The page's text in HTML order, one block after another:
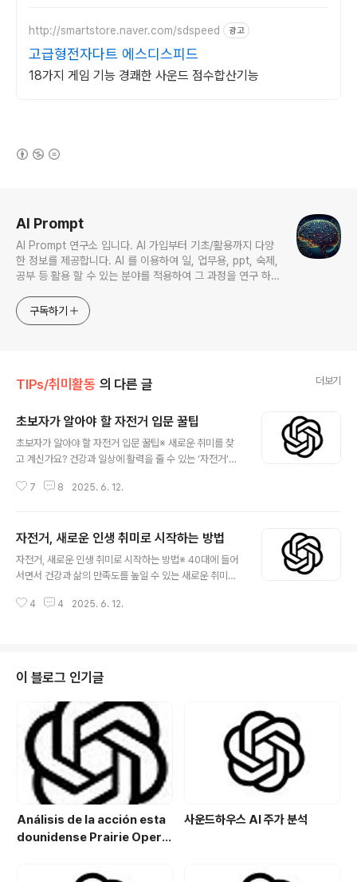
http://smartstore.naver.com/sdspeed 광고
고급형전자다트 에스디스피드
18가지 게임 기능 경쾌한 사운드 점수합산기능
AI Prompt
AI Prompt 연구소 입니다. AI 가입부터 기초/활용까지 다양
한 정보를 제공합니다. AI 를 이용하여 일, 업무용, ppt, 숙제,
공부 등 활용 할 수 있는 분야를 적용하여 그 과정을 연구 하여
아닙니다. * ChatGPT 와 경제, 금융, 상식 등 다양한 정보를
연구 합니다. * 한국/미국의 상승 주식을 집중 탐구 하여 작성
구독하기
TIPs/취미활동 의 다른 글 더보기
초보자가 알아야 할 자전거 입문 꿀팁
초보자가 알아야 할 자전거 입문 꿀팁※ 새로운 취미를 찾
고 계신가요? 건강과 일상에 활력을 줄 수 있는 ‘자전거’가
라, 가족과 함께하거나 새로운 인연을 만드는 데에도 좋은
켜야 하는지 궁금한 점이 많으실 겁니다.이 글에서는 자전
거를 처음 접하는 40대 남성분들이 꼭 알아야 할 입문 꿀
팁을 세심하게 안내드립니다. 장비 추천과 라이딩 노하우
을 담았으니 자전거 취미 생활을 시작하는 데 큰 도움이 되
7 8 2025. 6. 12.
자전거, 새로운 인생 취미로 시작하는 방법
자전거, 새로운 인생 취미로 시작하는 방법※ 40대에 들어
서면서 건강과 삶의 만족도를 높일 수 있는 새로운 취미를
효과까지 얻을 수 있는 자전거는 중년 남성분들에게 매우
방법, 자전거 선택 및 준비 과정, 안전 수칙, 추천 장비 등 실
질적이고 전문적인 정보를 제공하겠습니다. 😅 1. 왜 40대
에 자전거인가?40대는 사회적 책임이 크고, 스트레스로
인한 신체적 부담이 누적되는 시기입니다. 자전거는 다음
과 같은 장점으로 중년의 삶에 긍정적인 변화를 가져옵니
다.심폐지구력, 근력 강화..
4 4 2025. 6. 12.
이 블로그 인기글
Análisis de la acción esta
dounidense Prairie Opera
de crecimiento y estrategi
사운드하우스 AI 주가 분석